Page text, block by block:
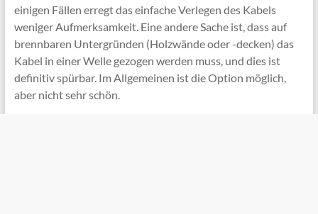
einigen Fällen erregt das einfache Verlegen des Kabels
weniger Aufmerksamkeit. Eine andere Sache ist, dass auf
brennbaren Untergründen (Holzwände oder -decken) das
Kabel in einer Welle gezogen werden muss, und dies ist
definitiv spürbar. Im Allgemeinen ist die Option möglich,
aber nicht sehr schön.